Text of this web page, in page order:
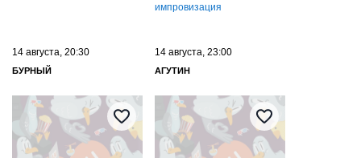
импровизация
14 августа, 20:30
БУРНЫЙ
14 августа, 23:00
АГУТИН